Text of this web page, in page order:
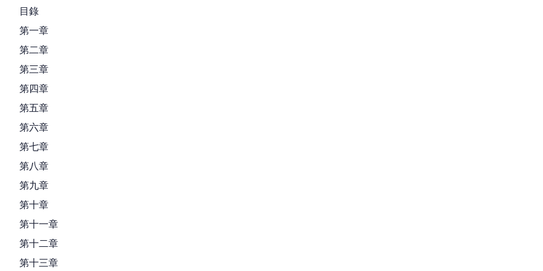
目錄
第一章
第二章
第三章
第四章
第五章
第六章
第七章
第八章
第九章
第十章
第十一章
第十二章
第十三章